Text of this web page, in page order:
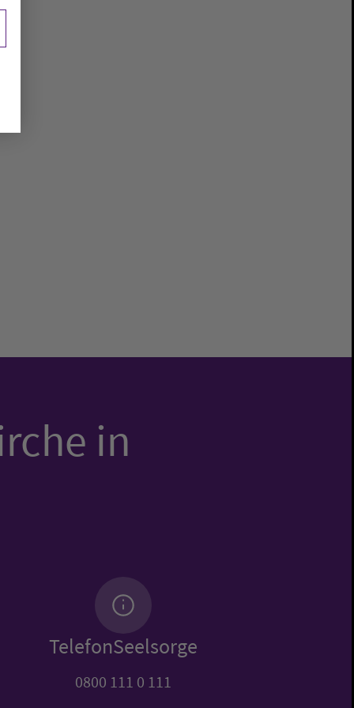
in
TelefonSeelsorge
0800 111 0 111